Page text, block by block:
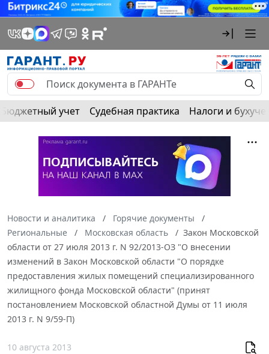
Бюджетный учет Судебная практика Налоги и
Новости и аналитика
Горячие документы
Региональные
Московская область
Закон Московской
области от 27 июля 2013 г. N 92/2013-ОЗ "О внесении
изменений в Закон Московской области "О порядке
предоставления жилых помещений специализированного
жилищного фонда Московской области" (принят
постановлением Московской областной Думы от 11 июля
2013 г. N 9/59-П)
10 августа 2013